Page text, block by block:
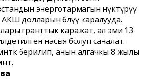
энерготармагын өнүктүрүү
долларын бөлүү каралууда.
гранттык каражат, ал эми 13
насыя болуп саналат.
берилип, анын алгачкы 8 жылы